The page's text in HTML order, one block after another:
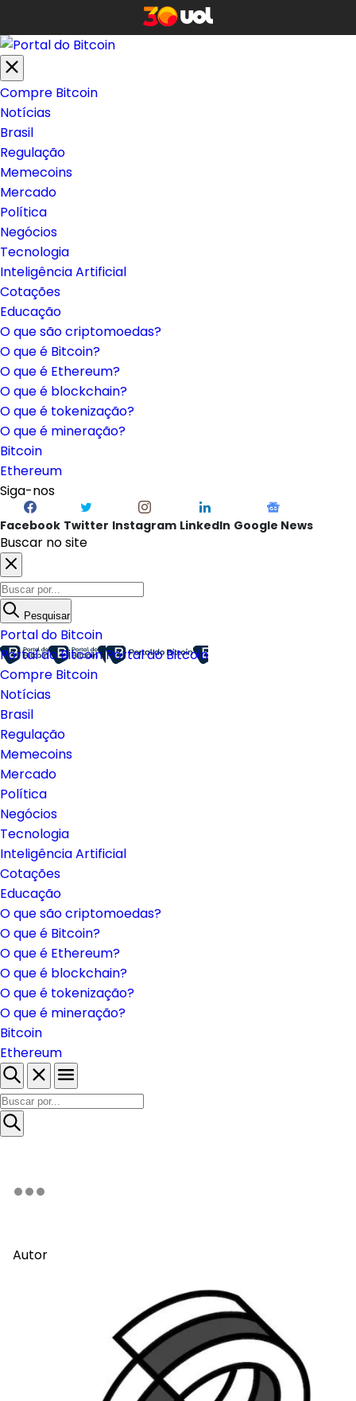
Compre Bitcoin
Notícias
Brasil
Regulação
Memecoins
Mercado
Política
Negócios
Tecnologia
Inteligência Artificial
Cotações
Educação
O que são criptomoedas?
O que é Bitcoin?
O que é Ethereum?
O que é blockchain?
O que é tokenização?
O que é mineração?
Bitcoin
Ethereum
Siga-nos
Facebook Twitter Instagram LinkedIn Google News
Buscar no site
Pesquisar
Portal do Bitcoin
Portal do BitcoinPortal do Bitcoin
Compre Bitcoin
Notícias
Brasil
Regulação
Memecoins
Mercado
Política
Negócios
Tecnologia
Inteligência Artificial
Cotações
Educação
O que são criptomoedas?
O que é Bitcoin?
O que é Ethereum?
O que é blockchain?
O que é tokenização?
O que é mineração?
Bitcoin
Ethereum
Autor